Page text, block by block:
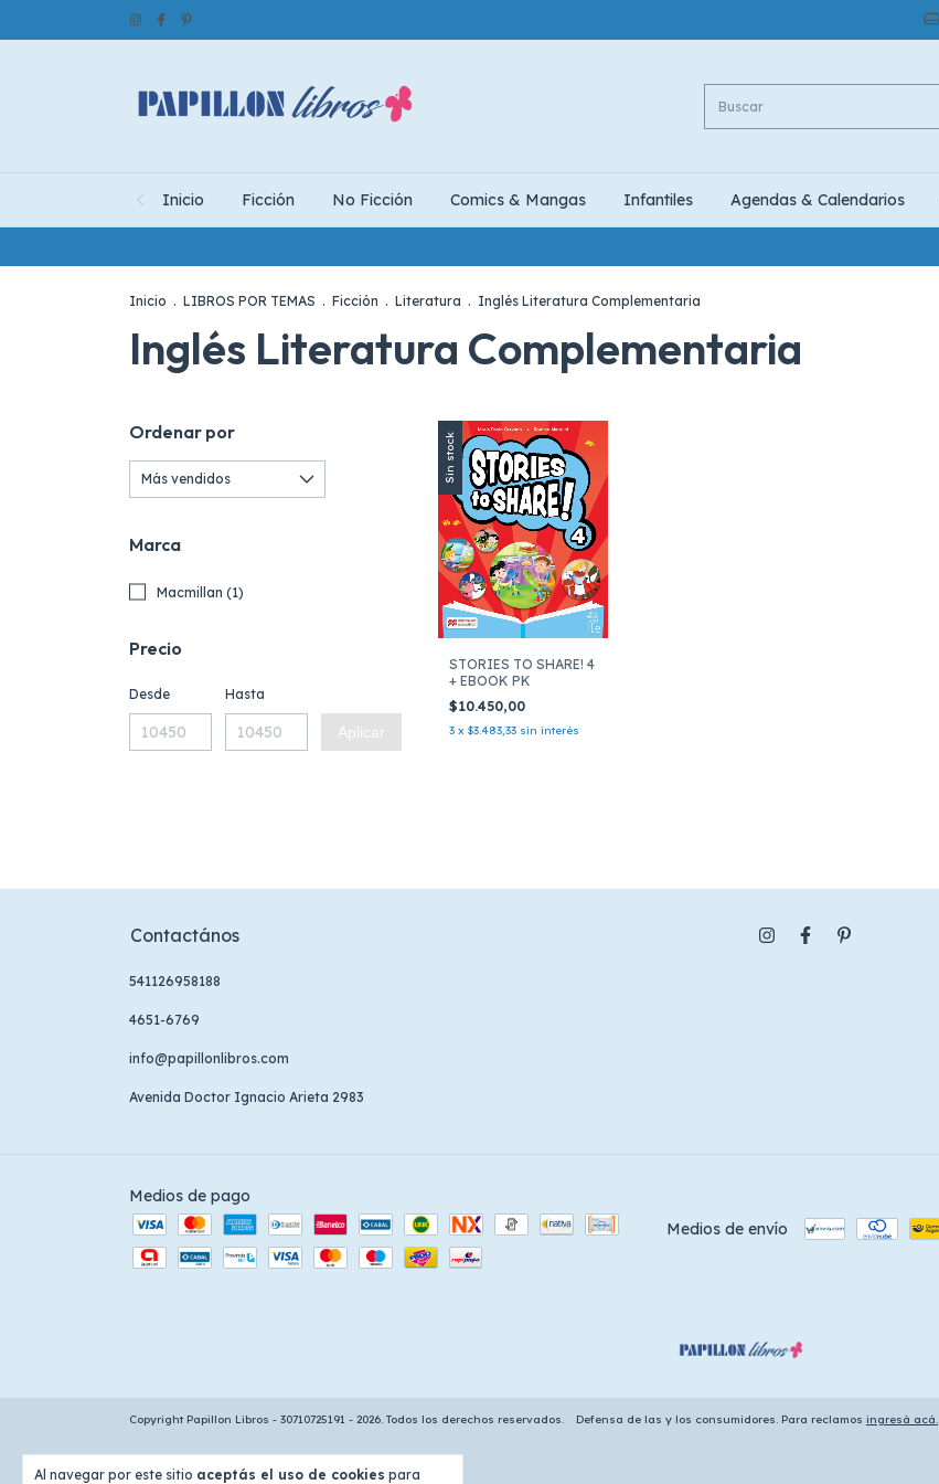
Inicio Ficción No Ficción Comics & Mangas Infantiles Agendas & Calendarios
Al navegar por este sitio aceptás el uso de cookies para
Inicio . LIBROS POR TEMAS . Ficción . Literatura . Inglés Literatura Complementaria
Inglés Literatura Complementaria
Ordenar por
Marca
Macmillan (1)
Precio
Desde Hasta
Aplicar
Sin stock
STORIES TO SHARE! 4
+ EBOOK PK
$10.450,00
3 x $3.483,33 sin interés
Contactános
541126958188
4651-6769
info@papillonlibros.com
Avenida Doctor Ignacio Arieta 2983
Medios de pago
Medios de envío
Copyright Papillon Libros - 30710725191 - 2026. Todos los derechos reservados. Defensa de las y los consumidores. Para reclamos ingresá acá.